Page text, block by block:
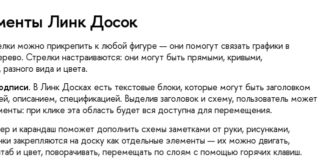
Линк Досок
можно прикрепить к любой фигуре — они помогут связать графики в
Стрелки настраиваются: они могут быть прямыми, кривыми,
вида и цвета.
. В Линк Досках есть текстовые блоки, которые могут быть заголовком
описанием, спецификацией. Выделив заголовок и схему, пользователь может
при клике эта область будет вся доступна для перемещения.
и карандаш поможет дополнить схемы заметками от руки, рисунками,
закрепляются на доску как отдельные элементы — их можно двигать,
и цвет, поворачивать, перемещать по слоям с помощью горячих клавиш.